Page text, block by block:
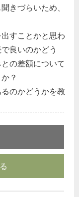
きづらいため、
すことかと思わ
良いのかどう
の差額について
？
のかどうかを教